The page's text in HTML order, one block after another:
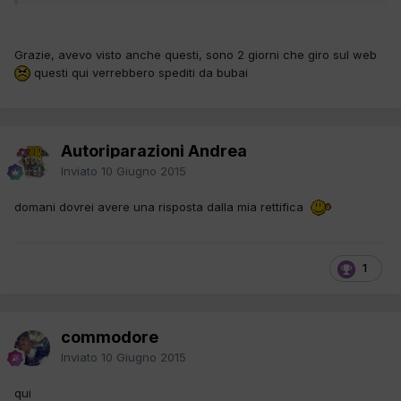
Grazie, avevo visto anche questi, sono 2 giorni che giro sul web
questi qui verrebbero spediti da bubai
Autoriparazioni Andrea
Inviato 10 Giugno 2015
domani dovrei avere una risposta dalla mia rettifica
1
commodore
Inviato 10 Giugno 2015
qui